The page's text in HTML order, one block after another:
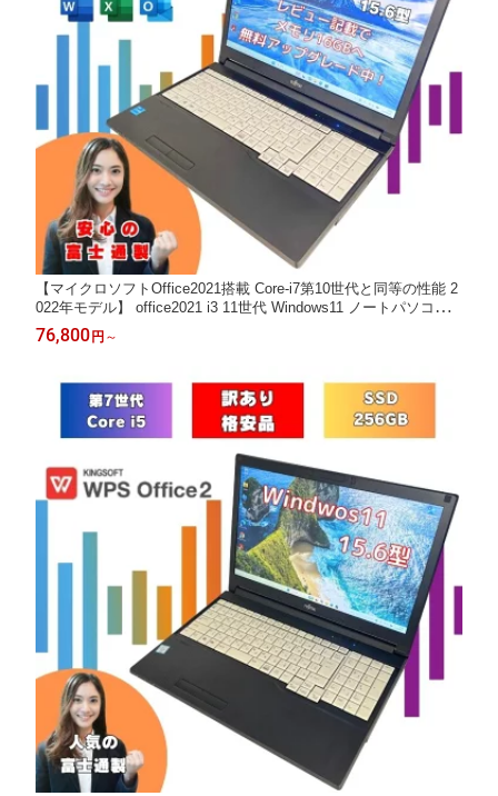
【マイクロソフトOffice2021搭載 Core-i7第10世代と同等の性能 2
022年モデル】 office2021 i3 11世代 Windows11 ノートパソコン 8
GB SSD NVMe 256GB 15.6インチ 富士通 中古ノートパソコン マ
イクロソフトオフィス付 a5511hx-i3-o2021per-2
76,800円 ～